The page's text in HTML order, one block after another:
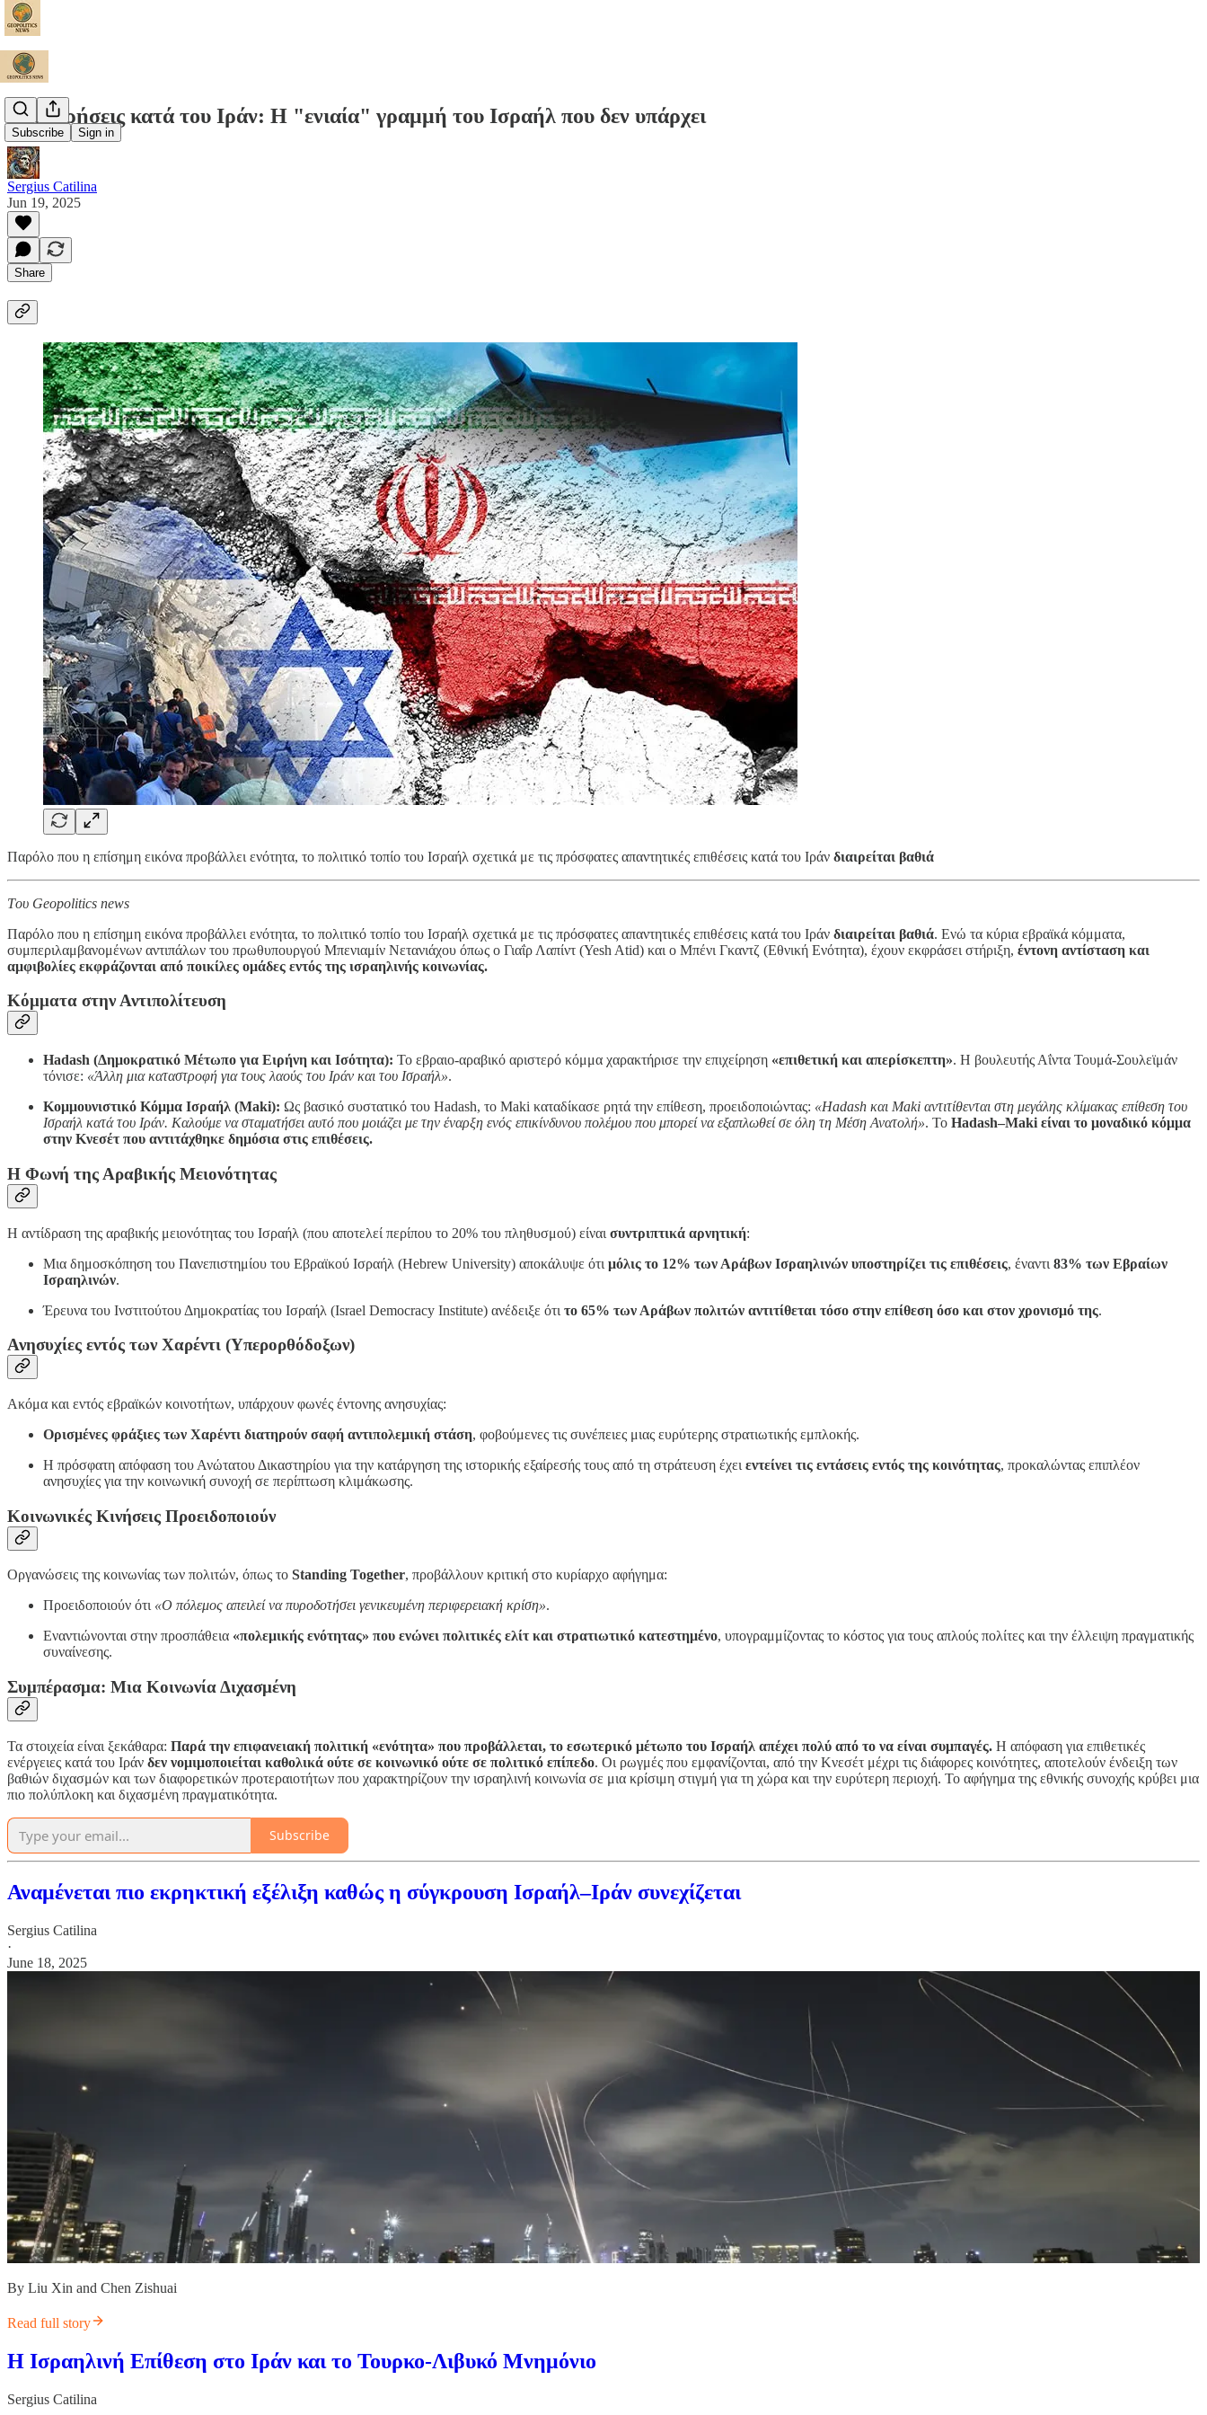
Subscribe Sign in
Επιχειρήσεις κατά του Ιράν: Η "ενιαία" γραμμή του Ισραήλ που δεν υπάρχει
Sergius Catilina
Jun 19, 2025
Share
Παρόλο που η επίσημη εικόνα προβάλλει ενότητα, το πολιτικό τοπίο του Ισραήλ σχετικά με τις πρόσφατες απαντητικές επιθέσεις κατά του Ιράν διαιρείται βαθιά
Tου Geopolitics news
Παρόλο που η επίσημη εικόνα προβάλλει ενότητα, το πολιτικό τοπίο του Ισραήλ σχετικά με τις πρόσφατες απαντητικές επιθέσεις κατά του Ιράν διαιρείται βαθιά. Ενώ τα κύρια εβραϊκά κόμματα,
συμπεριλαμβανομένων αντιπάλων του πρωθυπουργού Μπενιαμίν Νετανιάχου όπως ο Γιαΐρ Λαπίντ (Yesh Atid) και ο Μπένι Γκαντζ (Εθνική Ενότητα), έχουν εκφράσει στήριξη, έντονη αντίσταση και
αμφιβολίες εκφράζονται από ποικίλες ομάδες εντός της ισραηλινής κοινωνίας.
Κόμματα στην Αντιπολίτευση
Hadash (Δημοκρατικό Μέτωπο για Ειρήνη και Ισότητα): Το εβραιο-αραβικό αριστερό κόμμα χαρακτήρισε την επιχείρηση «επιθετική και απερίσκεπτη». Η βουλευτής Αΐντα Τουμά-Σουλεϊμάν
τόνισε: «Άλλη μια καταστροφή για τους λαούς του Ιράν και του Ισραήλ».
Κομμουνιστικό Κόμμα Ισραήλ (Maki): Ως βασικό συστατικό του Hadash, το Maki καταδίκασε ρητά την επίθεση, προειδοποιώντας: «Hadash και Maki αντιτίθενται στη μεγάλης κλίμακας επίθεση του
Ισραήλ κατά του Ιράν. Καλούμε να σταματήσει αυτό που μοιάζει με την έναρξη ενός επικίνδυνου πολέμου που μπορεί να εξαπλωθεί σε όλη τη Μέση Ανατολή». Το Hadash–Maki είναι το μοναδικό κόμμα
στην Κνεσέτ που αντιτάχθηκε δημόσια στις επιθέσεις.
Η Φωνή της Αραβικής Μειονότητας
Η αντίδραση της αραβικής μειονότητας του Ισραήλ (που αποτελεί περίπου το 20% του πληθυσμού) είναι συντριπτικά αρνητική:
Μια δημοσκόπηση του Πανεπιστημίου του Εβραϊκού Ισραήλ (Hebrew University) αποκάλυψε ότι μόλις το 12% των Αράβων Ισραηλινών υποστηρίζει τις επιθέσεις, έναντι 83% των Εβραίων
Ισραηλινών.
Έρευνα του Ινστιτούτου Δημοκρατίας του Ισραήλ (Israel Democracy Institute) ανέδειξε ότι το 65% των Αράβων πολιτών αντιτίθεται τόσο στην επίθεση όσο και στον χρονισμό της.
Ανησυχίες εντός των Χαρέντι (Υπερορθόδοξων)
Ακόμα και εντός εβραϊκών κοινοτήτων, υπάρχουν φωνές έντονης ανησυχίας:
Ορισμένες φράξιες των Χαρέντι διατηρούν σαφή αντιπολεμική στάση, φοβούμενες τις συνέπειες μιας ευρύτερης στρατιωτικής εμπλοκής.
Η πρόσφατη απόφαση του Ανώτατου Δικαστηρίου για την κατάργηση της ιστορικής εξαίρεσής τους από τη στράτευση έχει εντείνει τις εντάσεις εντός της κοινότητας, προκαλώντας επιπλέον
ανησυχίες για την κοινωνική συνοχή σε περίπτωση κλιμάκωσης.
Κοινωνικές Κινήσεις Προειδοποιούν
Οργανώσεις της κοινωνίας των πολιτών, όπως το Standing Together, προβάλλουν κριτική στο κυρίαρχο αφήγημα:
Προειδοποιούν ότι «Ο πόλεμος απειλεί να πυροδοτήσει γενικευμένη περιφερειακή κρίση».
Εναντιώνονται στην προσπάθεια «πολεμικής ενότητας» που ενώνει πολιτικές ελίτ και στρατιωτικό κατεστημένο, υπογραμμίζοντας το κόστος για τους απλούς πολίτες και την έλλειψη πραγματικής
συναίνεσης.
Συμπέρασμα: Μια Κοινωνία Διχασμένη
Τα στοιχεία είναι ξεκάθαρα: Παρά την επιφανειακή πολιτική «ενότητα» που προβάλλεται, το εσωτερικό μέτωπο του Ισραήλ απέχει πολύ από το να είναι συμπαγές. Η απόφαση για επιθετικές
ενέργειες κατά του Ιράν δεν νομιμοποιείται καθολικά ούτε σε κοινωνικό ούτε σε πολιτικό επίπεδο. Οι ρωγμές που εμφανίζονται, από την Κνεσέτ μέχρι τις διάφορες κοινότητες, αποτελούν ένδειξη των
βαθιών διχασμών και των διαφορετικών προτεραιοτήτων που χαρακτηρίζουν την ισραηλινή κοινωνία σε μια κρίσιμη στιγμή για τη χώρα και την ευρύτερη περιοχή. Το αφήγημα της εθνικής συνοχής κρύβει μια
πιο πολύπλοκη και διχασμένη πραγματικότητα.
Subscribe
Αναμένεται πιο εκρηκτική εξέλιξη καθώς η σύγκρουση Ισραήλ–Ιράν συνεχίζεται
Sergius Catilina
·
June 18, 2025
By Liu Xin and Chen Zishuai
Read full story
Η Ισραηλινή Επίθεση στο Ιράν και το Τουρκο-Λιβυκό Μνημόνιο
Sergius Catilina